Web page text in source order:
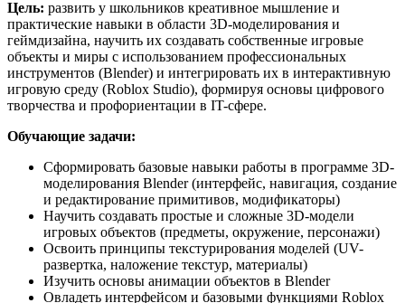
Цель: развить у школьников креативное мышление и
практические навыки в области 3D-моделирования и
геймдизайна, научить их создавать собственные игровые
объекты и миры с использованием профессиональных
инструментов (Blender) и интегрировать их в интерактивную
игровую среду (Roblox Studio), формируя основы цифрового
творчества и профориентации в IT-сфере.
Обучающие задачи:
Сформировать базовые навыки работы в программе 3D-
моделирования Blender (интерфейс, навигация, создание
и редактирование примитивов, модификаторы)
Научить создавать простые и сложные 3D-модели
игровых объектов (предметы, окружение, персонажи)
Освоить принципы текстурирования моделей (UV-
развертка, наложение текстур, материалы)
Изучить основы анимации объектов в Blender
Овладеть интерфейсом и базовыми функциями Roblox